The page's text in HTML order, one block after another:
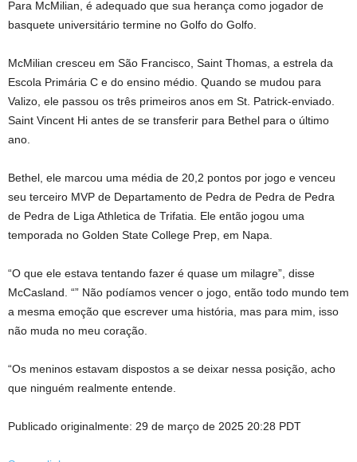
Para McMilian, é adequado que sua herança como jogador de
basquete universitário termine no Golfo do Golfo.
McMilian cresceu em São Francisco, Saint Thomas, a estrela da
Escola Primária C e do ensino médio. Quando se mudou para
Valizo, ele passou os três primeiros anos em St. Patrick-enviado.
Saint Vincent Hi antes de se transferir para Bethel para o último
ano.
Bethel, ele marcou uma média de 20,2 pontos por jogo e venceu
seu terceiro MVP de Departamento de Pedra de Pedra de Pedra
de Pedra de Liga Athletica de Trifatia. Ele então jogou uma
temporada no Golden State College Prep, em Napa.
“O que ele estava tentando fazer é quase um milagre”, disse
McCasland. “” Não podíamos vencer o jogo, então todo mundo tem
a mesma emoção que escrever uma história, mas para mim, isso
não muda no meu coração.
“Os meninos estavam dispostos a se deixar nessa posição, acho
que ninguém realmente entende.
Publicado originalmente: 29 de março de 2025 20:28 PDT